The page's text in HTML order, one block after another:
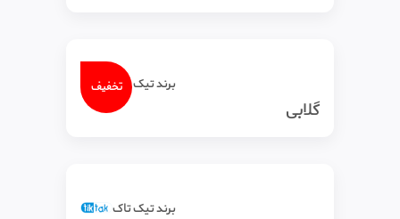
تخفیفبرند تیک‌ تاک
گلابی
برند تیک‌ تاک